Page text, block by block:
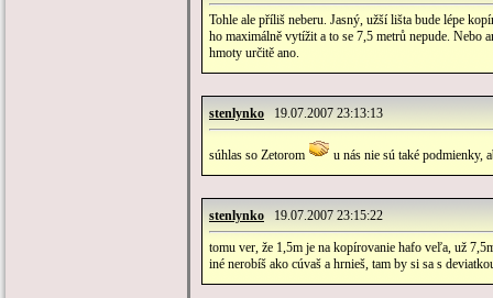
Tohle ale příliš neberu. Jasný, užší lišta bude lépe
ho maximálně vytížit a to se 7,5 metrů nepude.
hmoty určitě ano.
stenlynko 19.07.2007 23:13:13
súhlas so Zetorom u nás nie sú také podmienky,
stenlynko 19.07.2007 23:15:22
tomu ver, že 1,5m je na kopírovanie hafo veľa, už
iné nerobíš ako cúvaš a hrnieš, tam by si sa s